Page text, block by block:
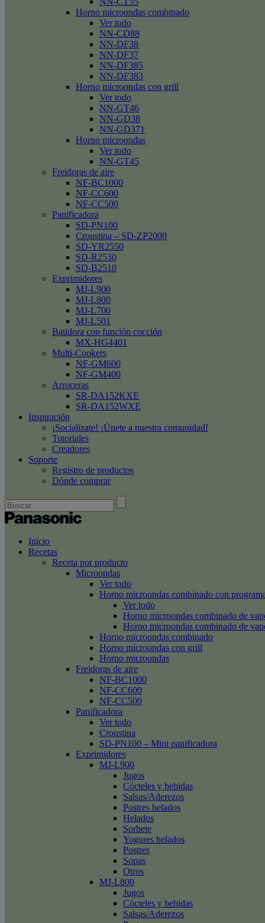
Horno microondas combinado
Ver todo
NN-CD88
NN-DF38
NN-DF37
NN-DF385
NN-DF383
Horno microondas con grill
Ver todo
NN-GT46
NN-GD38
NN-GD371
Horno microondas
Ver todo
NN-GT45
Freidoras de aire
NF-BC1000
NF-CC600
NF-CC500
Panificadora
SD-PN100
Croustina – SD-ZP2000
SD-YR2550
SD-R2530
SD-B2510
Exprimidores
MJ-L900
MJ-L800
MJ-L700
MJ-L501
Batidora con función cocción
MX-HG4401
Multi-Cookers
NF-GM600
NF-GM400
Arroceras
SR-DA152KXE
SR-DA152WXE
Inspiración
¡Socialízate! ¡Únete a nuestra comunidad!
Tutoriales
Creadores
Soporte
Registro de productos
Dónde comprar
Inicio
Recetas
Receta por producto
Microondas
Ver todo
Horno microondas combinado con
Ver todo
Horno microondas combinado de
Horno microondas combinado de
Horno microondas combinado
Horno microondas con grill
Horno microondas
Freidoras de aire
NF-BC1000
NF-CC600
NF-CC500
Panificadora
Ver todo
Croustina
SD-PN100 – Mini panificadora
Exprimidores
MJ-L900
Jugos
Cócteles y bebidas
Salsas/Aderezos
Postres helados
Helados
Sorbete
Yogures helados
Postres
Sopas
Otros
MJ-L800
Jugos
Cócteles y bebidas
Salsas/Aderezos